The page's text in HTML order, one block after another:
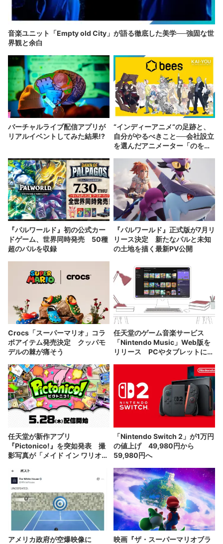
音楽ユニット「Empty old City」が語る徹底した美学──強固な世
界観と余白
バーチャルライブ配信アプリが
リアルイベントしてみた結果!?
“インディーアニメ“の足跡と、
自分がやるべきこと──会社設立
を選んだアニメーター「のを
『パルワールド』初の公式カー
ドゲーム、世界同時発売 50種
超のパルを収録
『パルワールド』正式版が7月リ
リース決定 新たなパルと未知
の土地を描く最新PV公開
Crocs「スーパーマリオ」コラ
ボアイテム発売決定 クッパモ
デルの棘が痛そう
任天堂のゲーム音楽サービス
「Nintendo Music」Web版を
リリース PCやタブレットにも
任天堂が新作アプリ
『Pictonico!』を突如発表 撮
影写真が「メイド イン ワリオ」
「Nintendo Switch 2」が1万円
の値上げ 49,980円から
59,980円へ
アメリカ政府が空爆映像に 映画『ザ・スーパーマリオブラ